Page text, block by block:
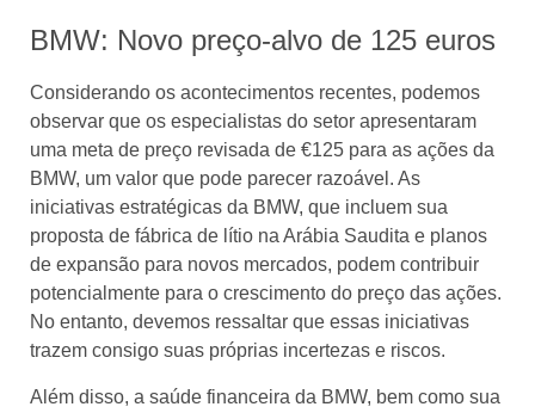
BMW: Novo preço-alvo de 125 euros
Considerando os acontecimentos recentes, podemos
observar que os especialistas do setor apresentaram
uma meta de preço revisada de €125 para as ações da
BMW, um valor que pode parecer razoável. As
iniciativas estratégicas da BMW, que incluem sua
proposta de fábrica de lítio na Arábia Saudita e planos
de expansão para novos mercados, podem contribuir
potencialmente para o crescimento do preço das ações.
No entanto, devemos ressaltar que essas iniciativas
trazem consigo suas próprias incertezas e riscos.
Além disso, a saúde financeira da BMW, bem como sua